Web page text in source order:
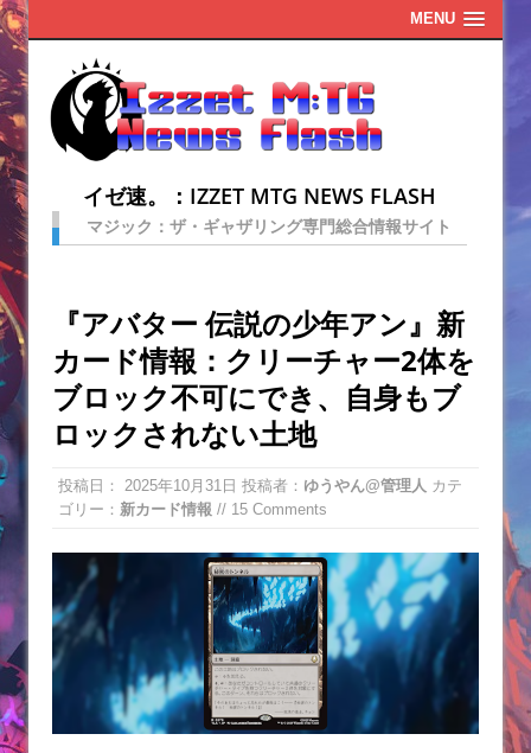
MENU
イゼ速。：IZZET MTG NEWS FLASH
マジック：ザ・ギャザリング専門総合情報サイト
『アバター 伝説の少年アン』新
カード情報：クリーチャー2体を
ブロック不可にでき、自身もブ
ロックされない土地
投稿日： 2025年10月31日 投稿者： ゆうやん@管理人 カテ
ゴリー： 新カード情報 // 15 Comments